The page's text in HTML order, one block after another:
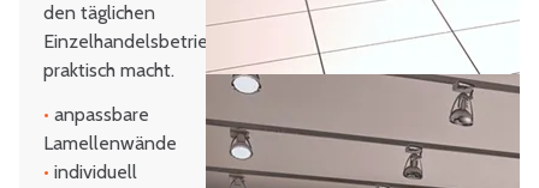
den täglichen
Einzelhandelsbetrieb
praktisch macht.
• anpassbare
Lamellenwände
• individuell